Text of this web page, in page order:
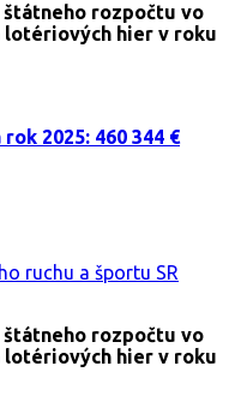
rozpočtu vo
lotériových hier v roku
2025: 460 344 €
rozpočtu vo
lotériových hier v roku